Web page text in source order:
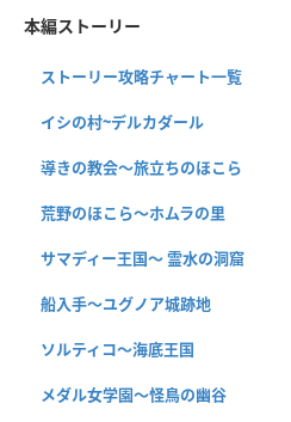
本編ストーリー
ストーリー攻略チャート一覧
イシの村~デルカダール
導きの教会〜旅立ちのほこら
荒野のほこら～ホムラの里
サマディー王国〜 霊水の洞窟
船入手〜ユグノア城跡地
ソルティコ〜海底王国
メダル女学園〜怪鳥の幽谷